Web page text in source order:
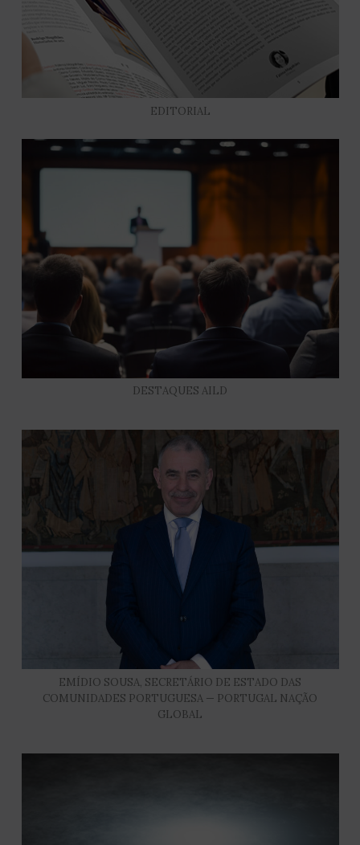
EDITORIAL
DESTAQUES AILD
EMÍDIO SOUSA, SECRETÁRIO DE ESTADO DAS
COMUNIDADES PORTUGUESA — PORTUGAL NAÇÃO
GLOBAL